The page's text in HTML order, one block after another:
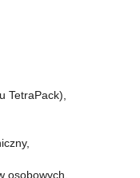
TetraPack),
osobowych,